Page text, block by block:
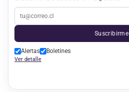
Suscribirme
Alertas Boletines
Ver detalle